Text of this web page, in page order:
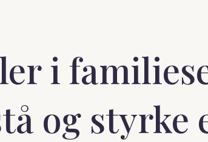
i
og styrke